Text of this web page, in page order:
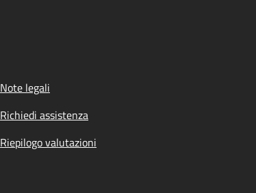
Note legali
Richiedi assistenza
Riepilogo valutazioni